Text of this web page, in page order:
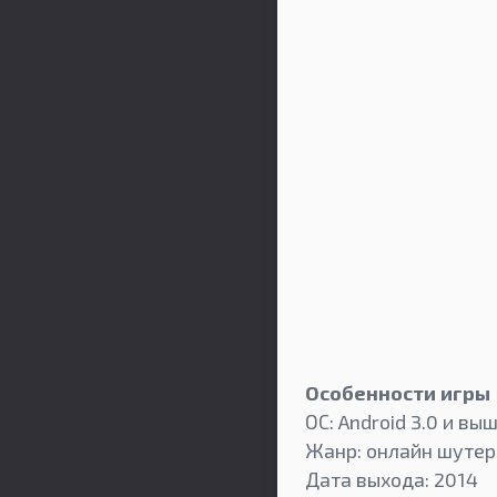
Особенности игры
ОС: Android 3.0 и
Жанр: онлайн шутер
Дата выхода: 2014